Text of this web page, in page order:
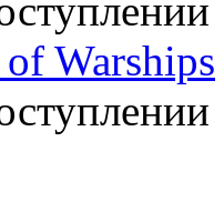
Warships